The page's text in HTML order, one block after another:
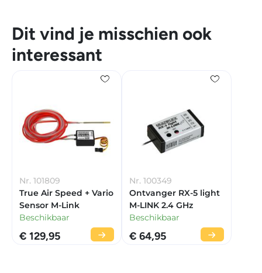
Dit vind je misschien ook
interessant
Nr. 101809
True Air Speed + Vario
Sensor M-Link
Beschikbaar
€ 129,95
Nr. 100349
Ontvanger RX-5 light
M-LINK 2.4 GHz
Beschikbaar
€ 64,95